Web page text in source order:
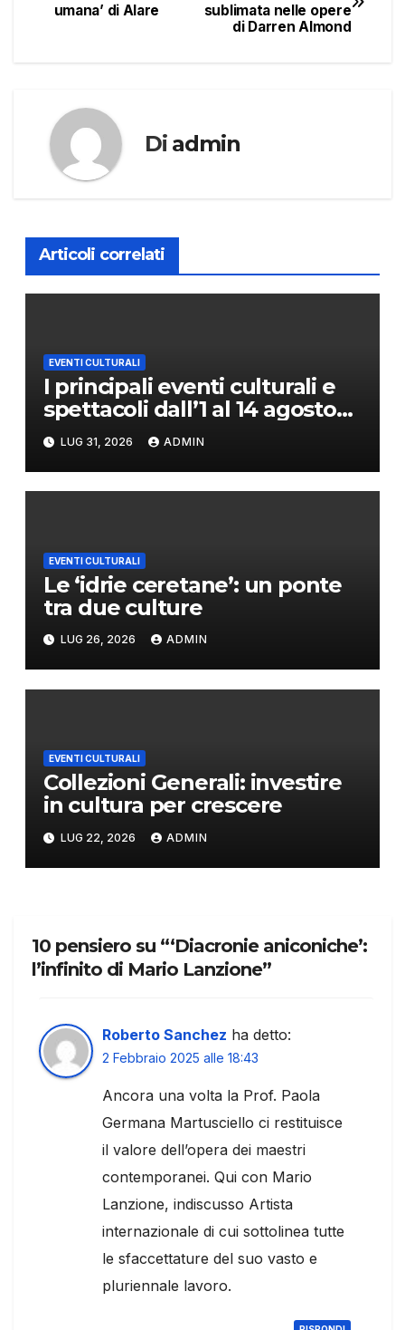
articoli
sublimata nelle opere
di Darren Almond
umana’ di Alare
Di admin
Articoli correlati
EVENTI CULTURALI
I principali eventi culturali e
spettacoli dall’1 al 14 agosto
2026
LUG 31, 2026 ADMIN
EVENTI CULTURALI
Le ‘idrie ceretane’: un ponte
tra due culture
LUG 26, 2026 ADMIN
EVENTI CULTURALI
Collezioni Generali: investire
in cultura per crescere
LUG 22, 2026 ADMIN
10 pensiero su “‘Diacronie aniconiche’:
l’infinito di Mario Lanzione”
Roberto Sanchez ha detto:
2 Febbraio 2025 alle 18:43
Ancora una volta la Prof. Paola
Germana Martusciello ci restituisce
il valore dell’opera dei maestri
contemporanei. Qui con Mario
Lanzione, indiscusso Artista
internazionale di cui sottolinea tutte
le sfaccettature del suo vasto e
pluriennale lavoro.